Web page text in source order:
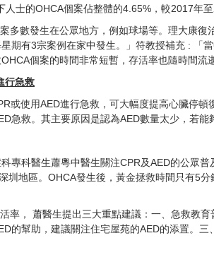
士的OHCA個案佔整體的4.65%，較2017年
多數發生在公眾地方，例如球場等。理大康
期有3宗案例在家中發生。」符教授補充 : 「
個案的時間非常短暫，存活率也隨時間流
行急救
或使用AED進行急救，可大幅度提高心臟停
急救。其主要原因是認為AED數量太少，若
專科醫生蕭粵中醫生關注CPR及AED的公眾
圳地區。OHCA發生後，黃金拯救時間只有5
率， 蕭醫生提出三大重點建議：一、急救教
的幫助，建議關注住宅屋苑的AED的添置。